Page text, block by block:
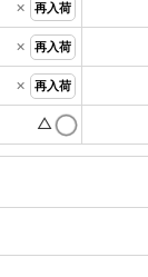
× 再入荷
× 再入荷
× 再入荷
△